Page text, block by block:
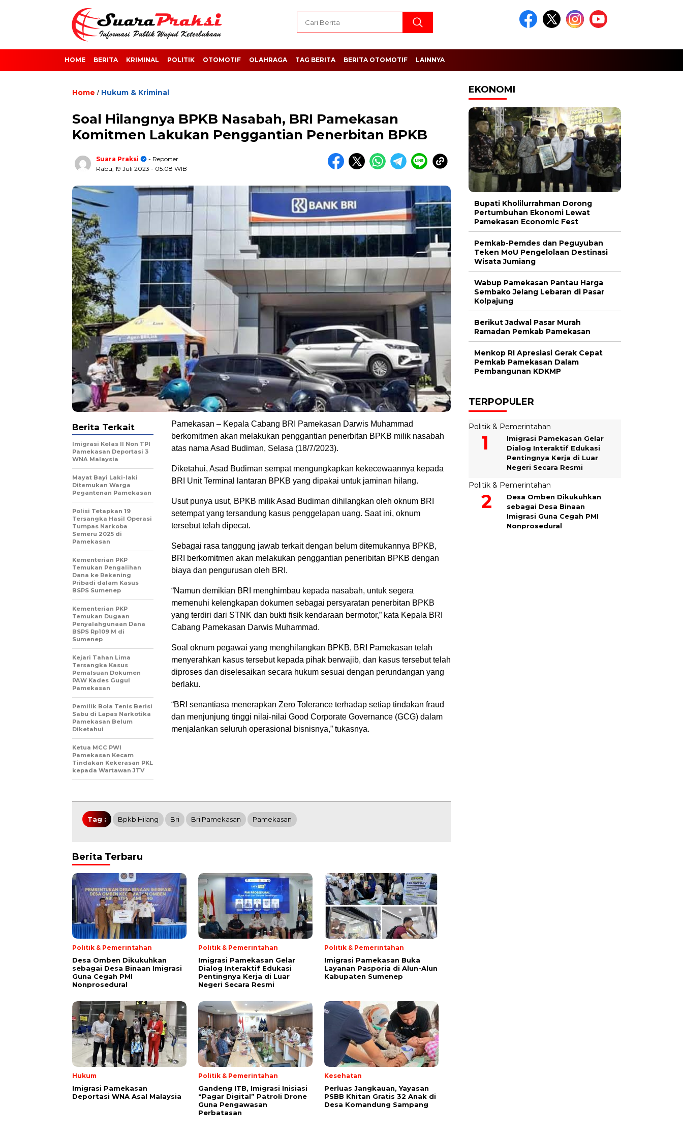
HOME BERITA KRIMINAL POLITIK OTOMOTIF OLAHRAGA TAG BERITA BERITA OTOMOTIF LAINNYA
Home / Hukum & Kriminal
Soal Hilangnya BPKB Nasabah, BRI Pamekasan
Komitmen Lakukan Penggantian Penerbitan BPKB
Suara Praksi
- Reporter
Rabu, 19 Juli 2023 - 05:08 WIB
Pamekasan – Kepala Cabang BRI Pamekasan Darwis Muhammad
berkomitmen akan melakukan penggantian penerbitan BPKB milik nasabah
atas nama Asad Budiman, Selasa (18/7/2023).
Diketahui, Asad Budiman sempat mengungkapkan kekecewaannya kepada
BRI Unit Terminal lantaran BPKB yang dipakai untuk jaminan hilang.
Usut punya usut, BPKB milik Asad Budiman dihilangkan oleh oknum BRI
setempat yang tersandung kasus penggelapan uang. Saat ini, oknum
tersebut telah dipecat.
Sebagai rasa tanggung jawab terkait dengan belum ditemukannya BPKB,
BRI berkomitmen akan melakukan penggantian peneribitan BPKB dengan
biaya dan pengurusan oleh BRI.
“Namun demikian BRI menghimbau kepada nasabah, untuk segera
memenuhi kelengkapan dokumen sebagai persyaratan penerbitan BPKB
yang terdiri dari STNK dan bukti fisik kendaraan bermotor,” kata Kepala BRI
Cabang Pamekasan Darwis Muhammad.
Soal oknum pegawai yang menghilangkan BPKB, BRI Pamekasan telah
menyerahkan kasus tersebut kepada pihak berwajib, dan kasus tersebut telah
diproses dan diselesaikan secara hukum sesuai dengan perundangan yang
berlaku.
“BRI senantiasa menerapkan Zero Tolerance terhadap setiap tindakan fraud
dan menjunjung tinggi nilai-nilai Good Corporate Governance (GCG) dalam
menjalankan seluruh operasional bisnisnya,” tukasnya.
Berita Terkait
Imigrasi Kelas II Non TPI
Pamekasan Deportasi 3
WNA Malaysia
Mayat Bayi Laki-laki
Ditemukan Warga
Pegantenan Pamekasan
Polisi Tetapkan 19
Tersangka Hasil Operasi
Tumpas Narkoba
Semeru 2025 di
Pamekasan
Kementerian PKP
Temukan Pengalihan
Dana ke Rekening
Pribadi dalam Kasus
BSPS Sumenep
Kementerian PKP
Temukan Dugaan
Penyalahgunaan Dana
BSPS Rp109 M di
Sumenep
Kejari Tahan Lima
Tersangka Kasus
Pemalsuan Dokumen
PAW Kades Gugul
Pamekasan
Pemilik Bola Tenis Berisi
Sabu di Lapas Narkotika
Pamekasan Belum
Diketahui
Ketua MCC PWI
Pamekasan Kecam
Tindakan Kekerasan PKL
kepada Wartawan JTV
Tag : Bpkb Hilang Bri Bri Pamekasan Pamekasan
Berita Terbaru
Politik & Pemerintahan
Desa Omben Dikukuhkan
sebagai Desa Binaan Imigrasi
Guna Cegah PMI
Nonprosedural
Politik & Pemerintahan
Imigrasi Pamekasan Gelar
Dialog Interaktif Edukasi
Pentingnya Kerja di Luar
Negeri Secara Resmi
Politik & Pemerintahan
Imigrasi Pamekasan Buka
Layanan Pasporia di Alun-Alun
Kabupaten Sumenep
Hukum
Imigrasi Pamekasan
Deportasi WNA Asal Malaysia
Politik & Pemerintahan
Gandeng ITB, Imigrasi Inisiasi
“Pagar Digital” Patroli Drone
Guna Pengawasan
Perbatasan
Kesehatan
Perluas Jangkauan, Yayasan
PSBB Khitan Gratis 32 Anak di
Desa Komandung Sampang
EKONOMI
Bupati Kholilurrahman Dorong
Pertumbuhan Ekonomi Lewat
Pamekasan Economic Fest
Pemkab-Pemdes dan Peguyuban
Teken MoU Pengelolaan Destinasi
Wisata Jumiang
Wabup Pamekasan Pantau Harga
Sembako Jelang Lebaran di Pasar
Kolpajung
Berikut Jadwal Pasar Murah
Ramadan Pemkab Pamekasan
Menkop RI Apresiasi Gerak Cepat
Pemkab Pamekasan Dalam
Pembangunan KDKMP
TERPOPULER
Politik & Pemerintahan
Imigrasi Pamekasan Gelar
Dialog Interaktif Edukasi
Pentingnya Kerja di Luar
Negeri Secara Resmi
Politik & Pemerintahan
Desa Omben Dikukuhkan
sebagai Desa Binaan
Imigrasi Guna Cegah PMI
Nonprosedural